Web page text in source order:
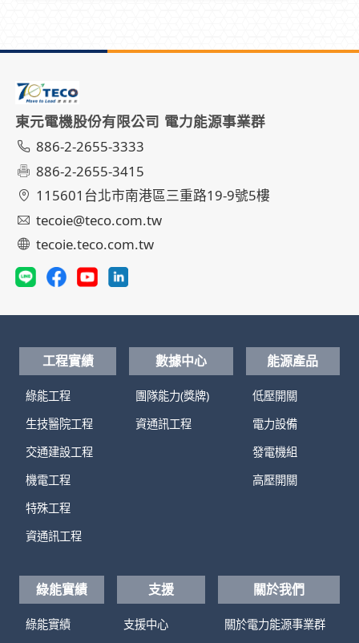
東元電機股份有限公司 電力能源事業群
886-2-2655-3333
886-2-2655-3415
115601台北市南港區三重路19-9號5樓
tecoie@teco.com.tw
tecoie.teco.com.tw
工程實績
綠能工程
生技醫院工程
交通建設工程
機電工程
特殊工程
資通訊工程
數據中心
團隊能力(獎牌)
資通訊工程
能源產品
低壓開關
電力設備
發電機組
高壓開關
綠能實績
綠能實績
支援
支援中心
關於我們
關於電力能源事業群